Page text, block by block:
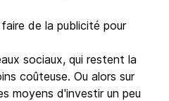
de la publicité pour
sociaux, qui restent la
coûteuse. Ou alors sur
moyens d'investir un peu